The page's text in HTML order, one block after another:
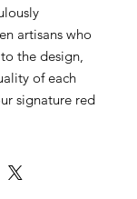
artisans who
the design,
of each
signature red